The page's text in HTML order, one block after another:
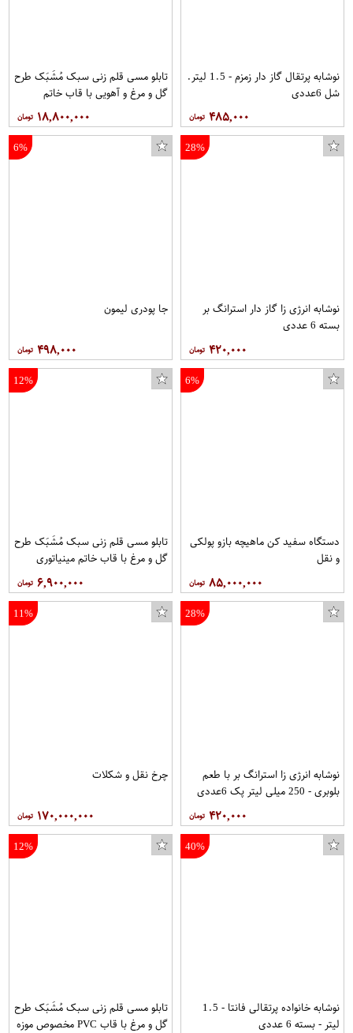
نوشابه پرتقال گاز دار زمزم - 1.5 لیتر.
شل 6عددی
۴۸۵,۰۰۰
تابلو مسی قلم زنی سبک مُشَبَک طرح
گل و مرغ و آهویی با قاب خاتم
صلیبی مخصوص موزه و دکوراسیون در
ابعاد 40*80 کد 10 برند قلمستان
فروشگاه قلمستان
۱۸,۸۰۰,۰۰۰
28%
نوشابه انرژی زا گاز دار استرانگ بر
بسته 6 عددی
۴۲۰,۰۰۰
6%
جا پودری لیمون
۴۹۸,۰۰۰
6%
دستگاه سفید کن ماهیچه بازو پولکی
و نقل
۸۵,۰۰۰,۰۰۰
12%
تابلو مسی قلم زنی سبک مُشَبَک طرح
گل و مرغ با قاب خاتم مینیاتوری
مخصوص موزه و دکوراسیون در ابعاد
30*60 کد 14 برند قلمستان فروشگاه
قلمستان
۶,۹۰۰,۰۰۰
28%
نوشابه انرژی زا استرانگ بر با طعم
بلوبری - 250 میلی لیتر پک 6عددی
۴۲۰,۰۰۰
11%
چرخ نقل و شکلات
۱۷۰,۰۰۰,۰۰۰
40%
نوشابه خانواده پرتقالی فانتا - 1.5
لیتر - بسته 6 عددی
12%
تابلو مسی قلم زنی سبک مُشَبَک طرح
گل و مرغ با قاب PVC مخصوص موزه